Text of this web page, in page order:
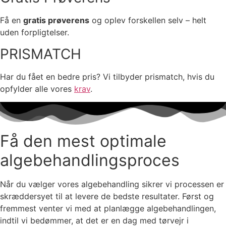
Få en gratis prøverens og oplev forskellen selv – helt
uden forpligtelser.
PRISMATCH
Har du fået en bedre pris? Vi tilbyder prismatch, hvis du
opfylder alle vores krav.
Få den mest optimale
algebehandlingsproces
Når du vælger vores algebehandling sikrer vi processen er
skræddersyet til at levere de bedste resultater. Først og
fremmest venter vi med at planlægge algebehandlingen,
indtil vi bedømmer, at det er en dag med tørvejr i